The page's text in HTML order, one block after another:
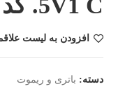
.5V1 C کد 29
افزودن به لیست
دسته: باتری و ریموت